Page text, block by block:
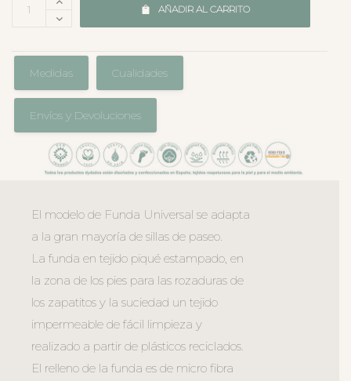
AÑADIR AL CARRITO
Medidas Cualidades
Envíos y Devoluciones
El modelo de Funda Universal se adapta
a la gran mayoría de sillas de paseo.
La funda en tejido piqué estampado, en
la zona de los pies para las rozaduras de
los zapatitos y la suciedad un tejido
impermeable de fácil limpieza y
realizado a partir de plásticos reciclados.
El relleno de la funda es de micro fibra